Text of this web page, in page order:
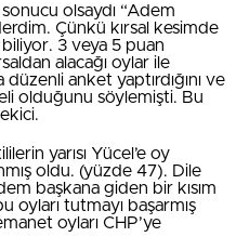
olsaydı “Adem
Çünkü kırsal kesimde
3 veya 5 puan
alacağı oylar ile
anket yaptırdığını ve
olduğunu söylemişti. Bu
yarısı Yücel’e oy
oldu. (yüzde 47). Dile
başkana giden bir kısım
oyları tutmayı başarmış
oyları CHP’ye